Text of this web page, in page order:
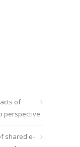
of
perspective
shared e-